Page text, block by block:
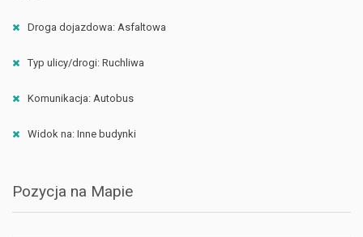
Droga dojazdowa: Asfaltowa
Typ ulicy/drogi: Ruchliwa
Komunikacja: Autobus
Widok na: Inne budynki
Pozycja na Mapie